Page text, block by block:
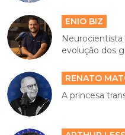
ENIO BIZ
evolução dos
RENATO
A princesa